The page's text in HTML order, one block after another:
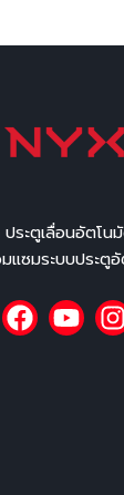
ระตูเลื่อนอัตโน
แซมระบบประตู